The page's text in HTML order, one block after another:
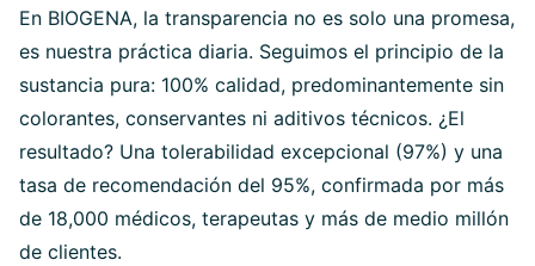
En BIOGENA, la transparencia no es solo una promesa,
es nuestra práctica diaria. Seguimos el principio de la
sustancia pura: 100% calidad, predominantemente sin
colorantes, conservantes ni aditivos técnicos. ¿El
resultado? Una tolerabilidad excepcional (97%) y una
tasa de recomendación del 95%, confirmada por más
de 18,000 médicos, terapeutas y más de medio millón
de clientes.